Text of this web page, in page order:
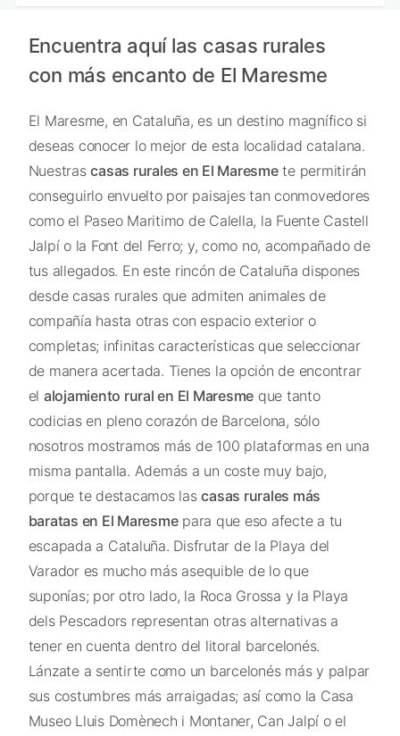
Encuentra aquí las casas rurales
con más encanto de El Maresme
El Maresme, en Cataluña, es un destino magnífico si
deseas conocer lo mejor de esta localidad catalana.
Nuestrascasas rurales en El Maresmete permitirán
conseguirlo envuelto por paisajes tan conmovedores
como el Paseo Maritimo de Calella, la Fuente Castell
Jalpí o la Font del Ferro; y, como no, acompañado de
tus allegados. En este rincón de Cataluña dispones
desde casas rurales que admiten animales de
compañía hasta otras con espacio exterior o
completas; infinitas características que seleccionar
de manera acertada. Tienes la opción de encontrar
el alojamiento rural en El Maresme que tanto
codicias en pleno corazón de Barcelona, sólo
nosotros mostramos más de 100 plataformas en una
misma pantalla. Además a un coste muy bajo,
porque te destacamos lascasas rurales más
baratas en El Maresmepara que eso afecte a tu
escapada a Cataluña. Disfrutar de la Playa del
Varador es mucho más asequible de lo que
suponías; por otro lado, la Roca Grossa y la Playa
dels Pescadors representan otras alternativas a
tener en cuenta dentro del litoral barcelonés.
Lánzate a sentirte como un barcelonés más y palpar
sus costumbres más arraigadas; así como la Casa
Museo Lluis Domènech i Montaner, Can Jalpí o el